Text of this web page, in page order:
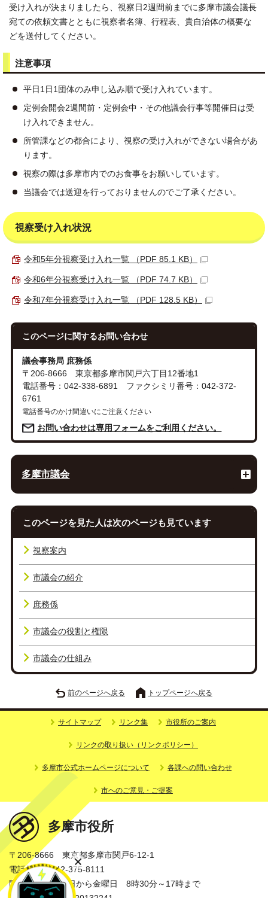
受け入れが決まりましたら、視察日2週間前までに多摩市議会議長
宛ての依頼文書とともに視察者名簿、行程表、貴自治体の概要な
どを送付してください。
注意事項
平日1日1団体のみ申し込み順で受け入れています。
定例会開会2週間前・定例会中・その他議会行事等開催日は受
け入れできません。
所管課などの都合により、視察の受け入れができない場合があ
ります。
視察の際は多摩市内でのお食事をお願いしています。
当議会では送迎を行っておりませんのでご了承ください。
視察受け入れ状況
令和5年分視察受け入れ一覧 （PDF 85.1 KB）
令和6年分視察受け入れ一覧 （PDF 74.7 KB）
令和7年分視察受け入れ一覧 （PDF 128.5 KB）
このページに関するお問い合わせ
議会事務局 庶務係
〒206-8666 東京都多摩市関戸六丁目12番地1
電話番号：042-338-6891 ファクシミリ番号：042-372-
6761
電話番号のかけ間違いにご注意ください
お問い合わせは専用フォームをご利用ください。
多摩市議会
このページを見た人は次のページも見ています
視察案内
市議会の紹介
庶務係
市議会の役割と権限
市議会の仕組み
前のページへ戻る トップページへ戻る
サイトマップ リンク集 市役所のご案内
リンクの取り扱い（リンクポリシー）
多摩市公式ホームページについて 各課への問い合わせ
市へのご意見・ご提案
多摩市役所
〒206-8666 東京都多摩市関戸6-12-1
電話番号：042-375-8111
開庁時間：月曜日から金曜日 8時30分～17時まで